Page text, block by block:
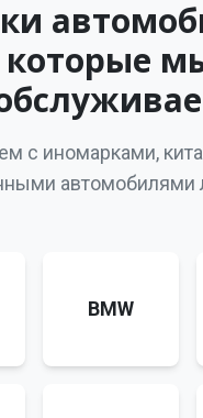
которые
с иномарками,
BMW